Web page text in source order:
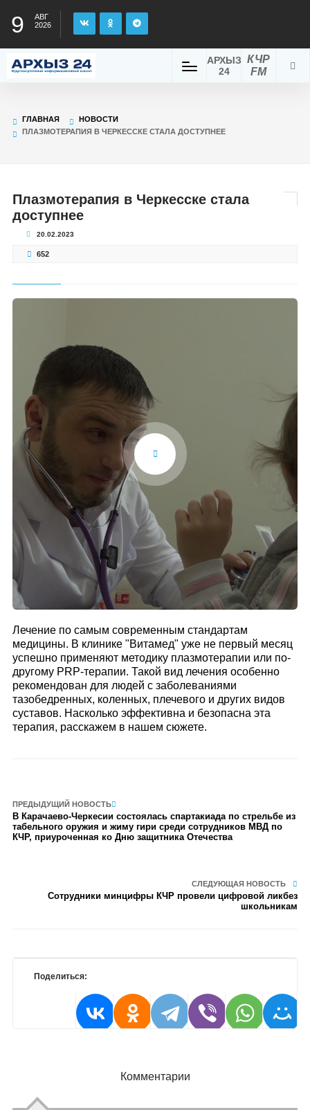
9
АВГ
2026
КЧР
FM
АРХЫЗ
24
ГЛАВНАЯ
НОВОСТИ
ПЛАЗМОТЕРАПИЯ В ЧЕРКЕССКЕ СТАЛА ДОСТУПНЕЕ
Плазмотерапия в Черкесске стала
доступнее
20.02.2023
652
Лечение по самым современным стандартам
медицины. В клинике "Витамед" уже не первый месяц
успешно применяют методику плазмотерапии или по-
другому PRP-терапии. Такой вид лечения особенно
рекомендован для людей с заболеваниями
тазобедренных, коленных, плечевого и других видов
суставов. Насколько эффективна и безопасна эта
терапия, расскажем в нашем сюжете.
ПРЕДЫДУЩИЙ НОВОСТЬ
В Карачаево-Черкесии состоялась спартакиада по стрельбе из
табельного оружия и жиму гири среди сотрудников МВД по
КЧР, приуроченная ко Дню защитника Отечества
СЛЕДУЮЩАЯ НОВОСТЬ
Сотрудники минцифры КЧР провели цифровой ликбез
школьникам
Поделиться:
Комментарии